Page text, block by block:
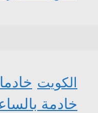
الكويت
خادمة